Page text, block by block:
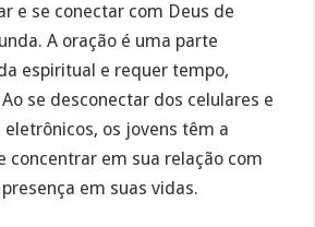
e se conectar com Deus de
A oração é uma parte
espiritual e requer tempo,
se desconectar dos celulares e
os jovens têm a
concentrar em sua relação com
em suas vidas.